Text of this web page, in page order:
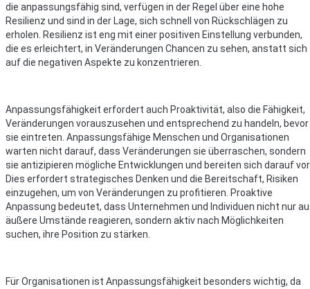
die anpassungsfähig sind, verfügen in der Regel über eine hohe
Resilienz und sind in der Lage, sich schnell von Rückschlägen zu
erholen. Resilienz ist eng mit einer positiven Einstellung verbunden,
die es erleichtert, in Veränderungen Chancen zu sehen, anstatt sich
auf die negativen Aspekte zu konzentrieren.
Anpassungsfähigkeit erfordert auch Proaktivität, also die Fähigkeit,
Veränderungen vorauszusehen und entsprechend zu handeln, bevor
sie eintreten. Anpassungsfähige Menschen und Organisationen
warten nicht darauf, dass Veränderungen sie überraschen, sondern
sie antizipieren mögliche Entwicklungen und bereiten sich darauf
Dies erfordert strategisches Denken und die Bereitschaft, Risiken
einzugehen, um von Veränderungen zu profitieren. Proaktive
Anpassung bedeutet, dass Unternehmen und Individuen nicht nur
äußere Umstände reagieren, sondern aktiv nach Möglichkeiten
suchen, ihre Position zu stärken.
Für Organisationen ist Anpassungsfähigkeit besonders wichtig, da